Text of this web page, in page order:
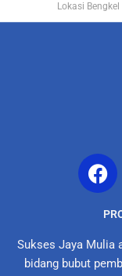
Lokasi
Sukses Jaya Mulia
bidang bubut